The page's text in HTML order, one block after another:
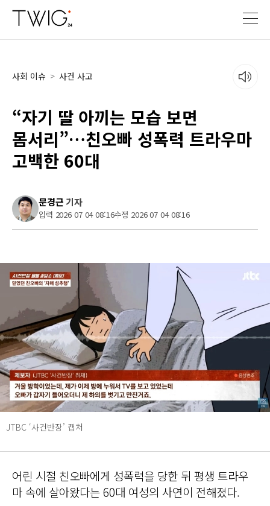
사회 이슈 > 사건 사고
“자기 딸 아끼는 모습 보면
몸서리”…친오빠 성폭력 트라우마
고백한 60대
문경근기자
입력 2026 07 04 08:16수정 2026 07 04 08:16
JTBC ‘사건반장’ 캡처
어린 시절 친오빠에게 성폭력을 당한 뒤 평생 트라우
마 속에 살아왔다는 60대 여성의 사연이 전해졌다.